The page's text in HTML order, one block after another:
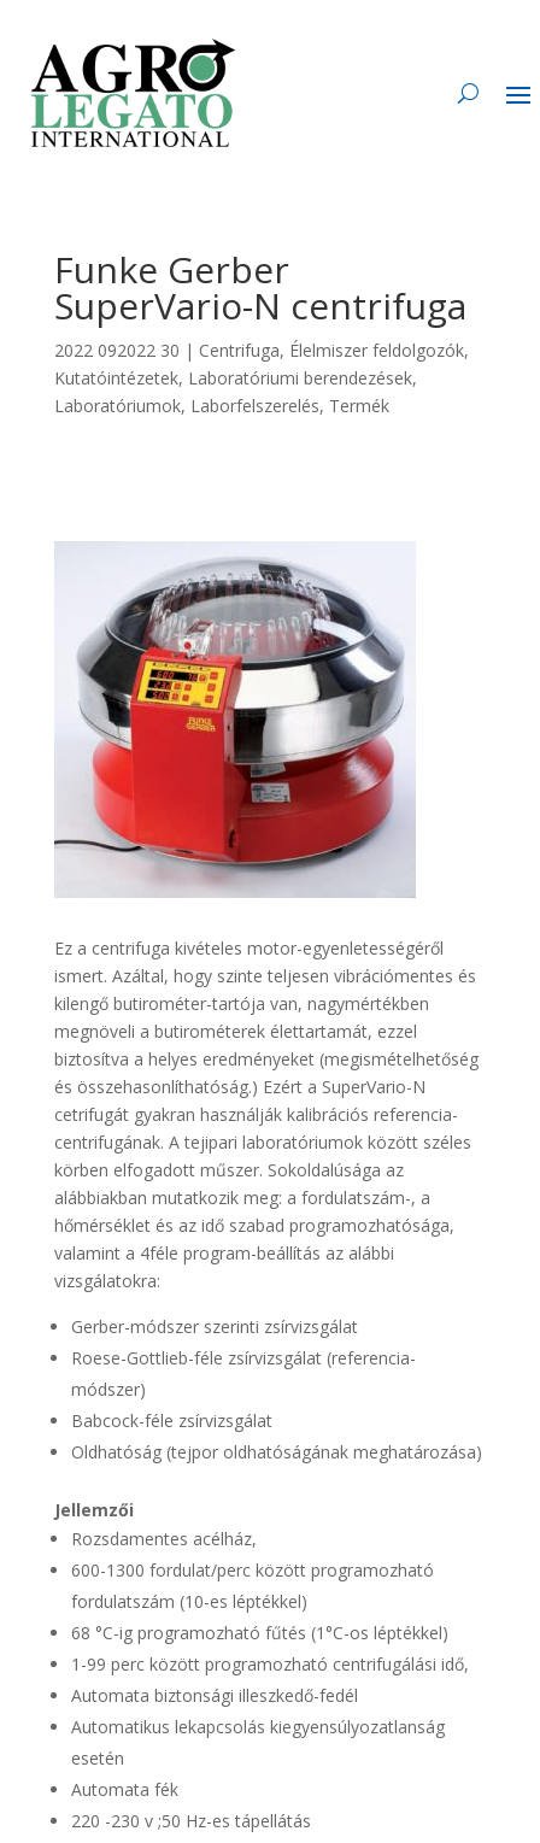
Funke Gerber
SuperVario-N centrifuga
2022 092022 30 | Centrifuga, Élelmiszer feldolgozók,
Kutatóintézetek, Laboratóriumi berendezések,
Laboratóriumok, Laborfelszerelés, Termék
Ez a centrifuga kivételes motor-egyenletességéről
ismert. Azáltal, hogy szinte teljesen vibrációmentes és
kilengő butirométer-tartója van, nagymértékben
megnöveli a butirométerek élettartamát, ezzel
biztosítva a helyes eredményeket (megismételhetőség
és összehasonlíthatóság.) Ezért a SuperVario-N
cetrifugát gyakran használják kalibrációs referencia-
centrifugának. A tejipari laboratóriumok között széles
körben elfogadott műszer. Sokoldalúsága az
alábbiakban mutatkozik meg: a fordulatszám-, a
hőmérséklet és az idő szabad programozhatósága,
valamint a 4féle program-beállítás az alábbi
vizsgálatokra:
Gerber-módszer szerinti zsírvizsgálat
Roese-Gottlieb-féle zsírvizsgálat (referencia-
módszer)
Babcock-féle zsírvizsgálat
Oldhatóság (tejpor oldhatóságának meghatározása)
Jellemzői
Rozsdamentes acélház,
600-1300 fordulat/perc között programozható
fordulatszám (10-es léptékkel)
68 °C-ig programozható fűtés (1°C-os léptékkel)
1-99 perc között programozható centrifugálási idő,
Automata biztonsági illeszkedő-fedél
Automatikus lekapcsolás kiegyensúlyozatlanság
esetén
Automata fék
220 -230 v ;50 Hz-es tápellátás